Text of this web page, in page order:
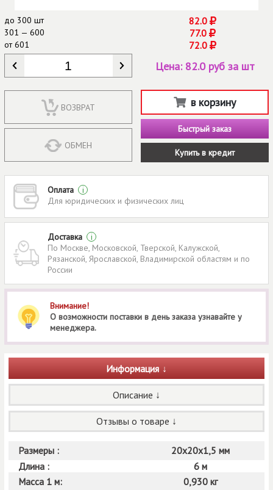
до 300 шт 82.0
301 — 600 77.0
от601 72.0
КОЛИЧЕСТВО
ВОЗВРАТ
ОБМЕН
Цена: 82.0 руб за шт
в корзину
Быстрый заказ
Купить в кредит
Оплата
i
Для юридических и физических лиц
Доставка
i
По Москве, Московской, Тверской, Калужской,
Рязанской, Ярославской, Владимирской областям и по
России
Внимание!
О возможности поставки в день заказа узнавайте у
менеджера.
Информация
Описание
Отзывы о товаре
Размеры :
20х20х1,5 мм
Длина :
6 м
Масса 1 м:
0,930 кг